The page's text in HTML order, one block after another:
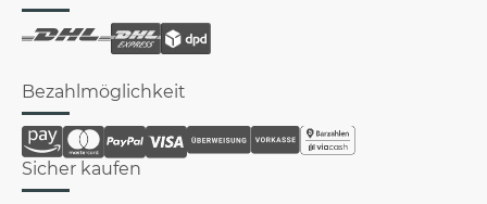
Bezahlmöglichkeit
Sicher kaufen